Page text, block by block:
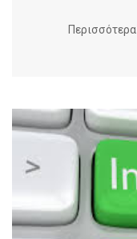
Περισσότερα